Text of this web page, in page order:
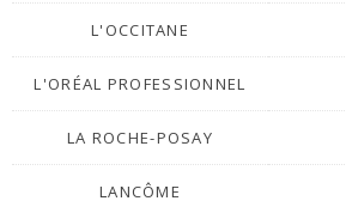
L'OCCITANE
L'ORÉAL PROFESSIONNEL
LA ROCHE-POSAY
LANCÔME